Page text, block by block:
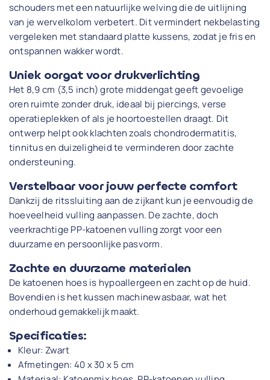
schouders met een natuurlijke welving die de uitlijning
van je wervelkolom verbetert. Dit vermindert nekbelasting
vergeleken met standaard platte kussens, zodat je fris en
ontspannen wakker wordt.
Uniek oorgat voor drukverlichting
Het 8,9 cm (3,5 inch) grote middengat geeft gevoelige
oren ruimte zonder druk, ideaal bij piercings, verse
operatieplekken of als je hoortoestellen draagt. Dit
ontwerp helpt ook klachten zoals chondrodermatitis,
tinnitus en duizeligheid te verminderen door zachte
ondersteuning.
Verstelbaar voor jouw perfecte comfort
Dankzij de ritssluiting aan de zijkant kun je eenvoudig de
hoeveelheid vulling aanpassen. De zachte, doch
veerkrachtige PP-katoenen vulling zorgt voor een
duurzame en persoonlijke pasvorm.
Zachte en duurzame materialen
De katoenen hoes is hypoallergeen en zacht op de huid.
Bovendien is het kussen machinewasbaar, wat het
onderhoud gemakkelijk maakt.
Specificaties:
Kleur: Zwart
Afmetingen: 40 x 30 x 5 cm